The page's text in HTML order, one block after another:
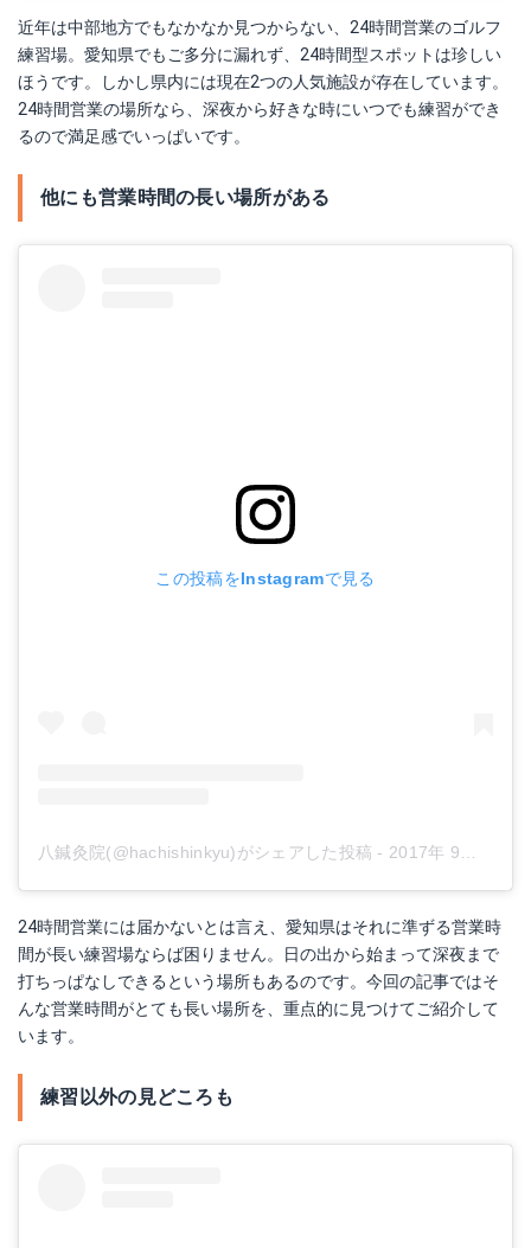
近年は中部地方でもなかなか見つからない、24時間営業のゴルフ
練習場。愛知県でもご多分に漏れず、24時間型スポットは珍しい
ほうです。しかし県内には現在2つの人気施設が存在しています。
24時間営業の場所なら、深夜から好きな時にいつでも練習ができ
るので満足感でいっぱいです。
他にも営業時間の長い場所がある
この投稿をInstagramで見る
八鍼灸院(@hachishinkyu)がシェアした投稿 - 2017年 9月月4日午前8時36分PDT
24時間営業には届かないとは言え、愛知県はそれに準ずる営業時
間が長い練習場ならば困りません。日の出から始まって深夜まで
打ちっぱなしできるという場所もあるのです。今回の記事ではそ
んな営業時間がとても長い場所を、重点的に見つけてご紹介して
います。
練習以外の見どころも